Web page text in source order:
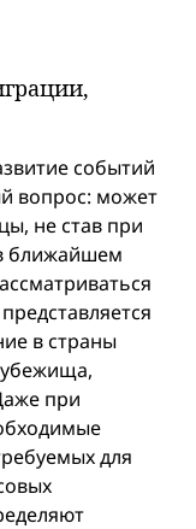
событий
вопрос: может
не став при
ближайшем
в страны
убежища,
при
для